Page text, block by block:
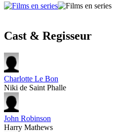
Cast & Regisseur
Charlotte Le Bon
Niki de Saint Phalle
John Robinson
Harry Mathews